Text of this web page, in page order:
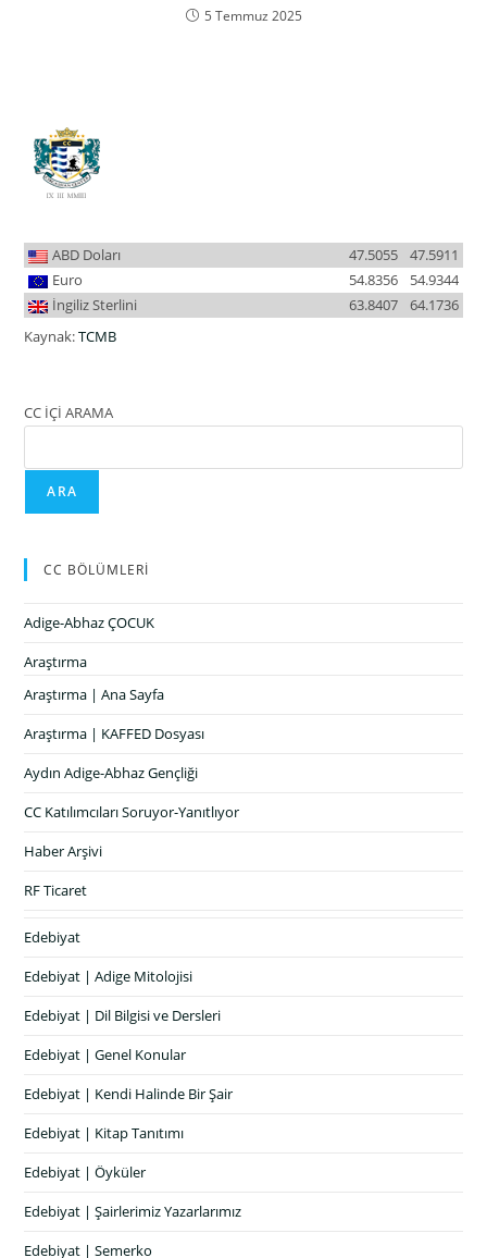
5 Temmuz 2025
ABD Doları 47.5911
47.5055
Euro
54.9344
54.8356
İngiliz Sterlini
64.1736
63.8407
Kaynak:TCMB
CC İÇİ ARAMA
ARA
CC BÖLÜMLERİ
Adige-Abhaz ÇOCUK
Araştırma
Araştırma | Ana Sayfa
Araştırma | KAFFED Dosyası
Aydın Adige-Abhaz Gençliği
CC Katılımcıları Soruyor-Yanıtlıyor
Haber Arşivi
RF Ticaret
Edebiyat
Edebiyat | Adige Mitolojisi
Edebiyat | Dil Bilgisi ve Dersleri
Edebiyat | Genel Konular
Edebiyat | Kendi Halinde Bir Şair
Edebiyat | Kitap Tanıtımı
Edebiyat | Öyküler
Edebiyat | Şairlerimiz Yazarlarımız
Edebiyat | Semerko